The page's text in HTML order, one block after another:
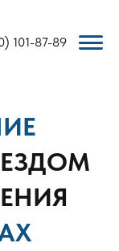
101-87-89